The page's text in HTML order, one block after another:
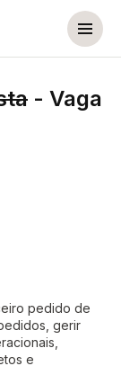
- Vaga
pedido de
gerir
e